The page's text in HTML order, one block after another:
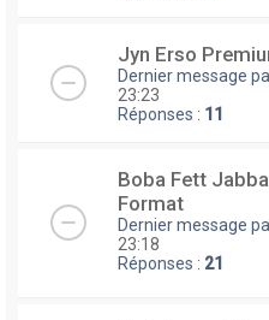
Jyn Erso
Dernier message
23:23
Réponses : 11
Boba Fett
Format
Dernier message
23:18
Réponses : 21